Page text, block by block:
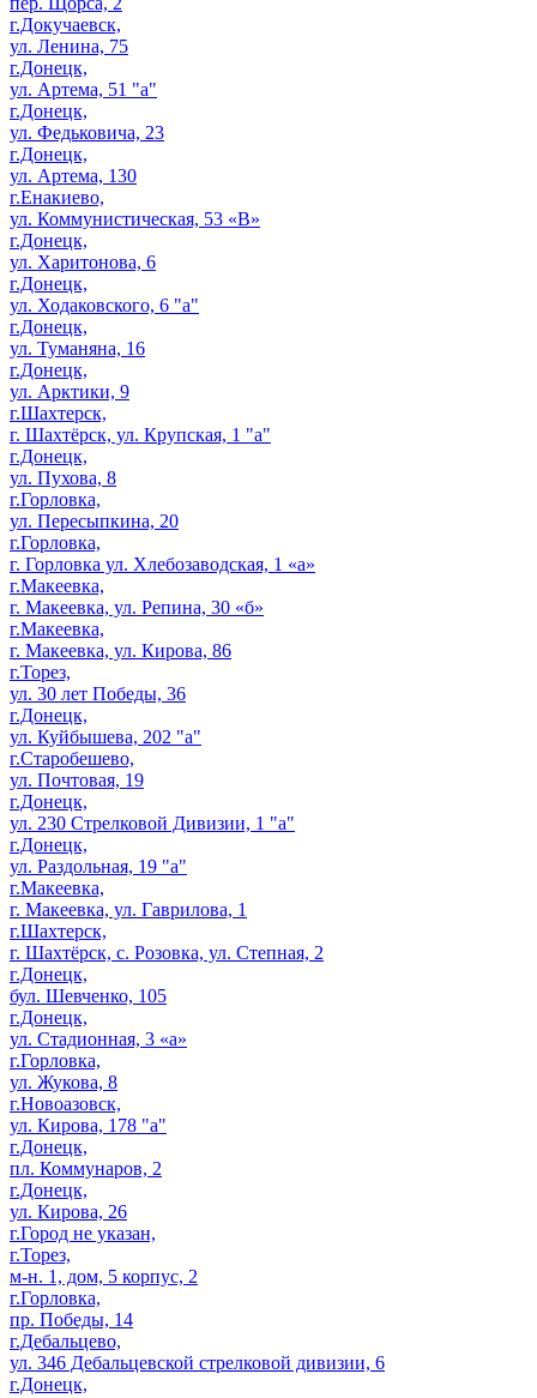
г.Докучаевск,
ул. Ленина, 75
г.Донецк,
ул. Артема, 51 "а"
г.Донецк,
ул. Федьковича, 23
г.Донецк,
ул. Артема, 130
г.Енакиево,
ул. Коммунистическая, 53 «В»
г.Донецк,
ул. Харитонова, 6
г.Донецк,
ул. Ходаковского, 6 "а"
г.Донецк,
ул. Туманяна, 16
г.Донецк,
ул. Арктики, 9
г.Шахтерск,
г. Шахтёрск, ул. Крупская, 1 "а"
г.Донецк,
ул. Пухова, 8
г.Горловка,
ул. Пересыпкина, 20
г.Горловка,
г. Горловка ул. Хлебозаводская, 1 «а»
г.Макеевка,
г. Макеевка, ул. Репина, 30 «б»
г.Макеевка,
г. Макеевка, ул. Кирова, 86
г.Торез,
ул. 30 лет Победы, 36
г.Донецк,
ул. Куйбышева, 202 "а"
г.Старобешево,
ул. Почтовая, 19
г.Донецк,
ул. 230 Стрелковой Дивизии, 1 "а"
г.Донецк,
ул. Раздольная, 19 "а"
г.Макеевка,
г. Макеевка, ул. Гаврилова, 1
г.Шахтерск,
г. Шахтёрск, с. Розовка, ул. Степная, 2
г.Донецк,
бул. Шевченко, 105
г.Донецк,
ул. Стадионная, 3 «а»
г.Горловка,
ул. Жукова, 8
г.Новоазовск,
ул. Кирова, 178 "а"
г.Донецк,
пл. Коммунаров, 2
г.Донецк,
ул. Кирова, 26
г.Город не указан,
г.Торез,
м-н. 1, дом, 5 корпус, 2
г.Горловка,
пр. Победы, 14
г.Дебальцево,
ул. 346 Дебальцевской стрелковой дивизии, 6
г.Донецк,